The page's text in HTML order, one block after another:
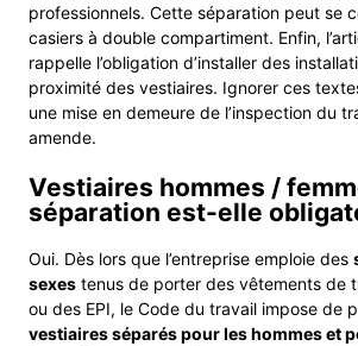
professionnels. Cette séparation peut se
casiers à double compartiment. Enfin,
rappelle l’obligation d’installer des
proximité des vestiaires. Ignorer ces
une mise en demeure de l’inspection du
amende.
Vestiaires hommes /
séparation est-elle
Oui. Dès lors que l’entreprise emploie des
sexes tenus de porter des vêtements de
ou des EPI, le Code du travail impose de
vestiaires séparés pour les hommes et